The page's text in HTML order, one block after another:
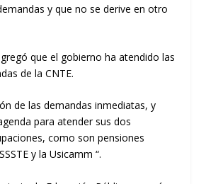
y que no se derive en otro
que el gobierno ha atendido las
de la CNTE.
de las demandas inmediatas, y
para atender sus dos
como son pensiones
y la Usicamm “.